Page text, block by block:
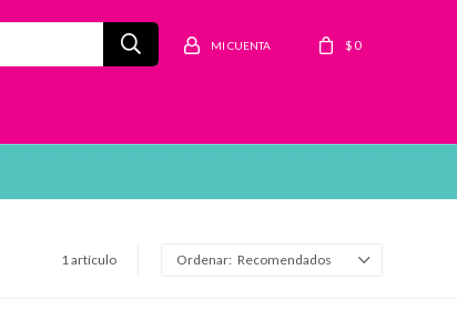
$ 0
1 artículo Recomendados